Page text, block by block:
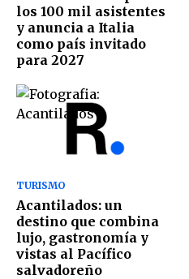
los 100 mil asistentes
y anuncia a Italia
como país invitado
para 2027
TURISMO
Acantilados: un
destino que combina
lujo, gastronomía y
vistas al Pacífico
salvadoreño